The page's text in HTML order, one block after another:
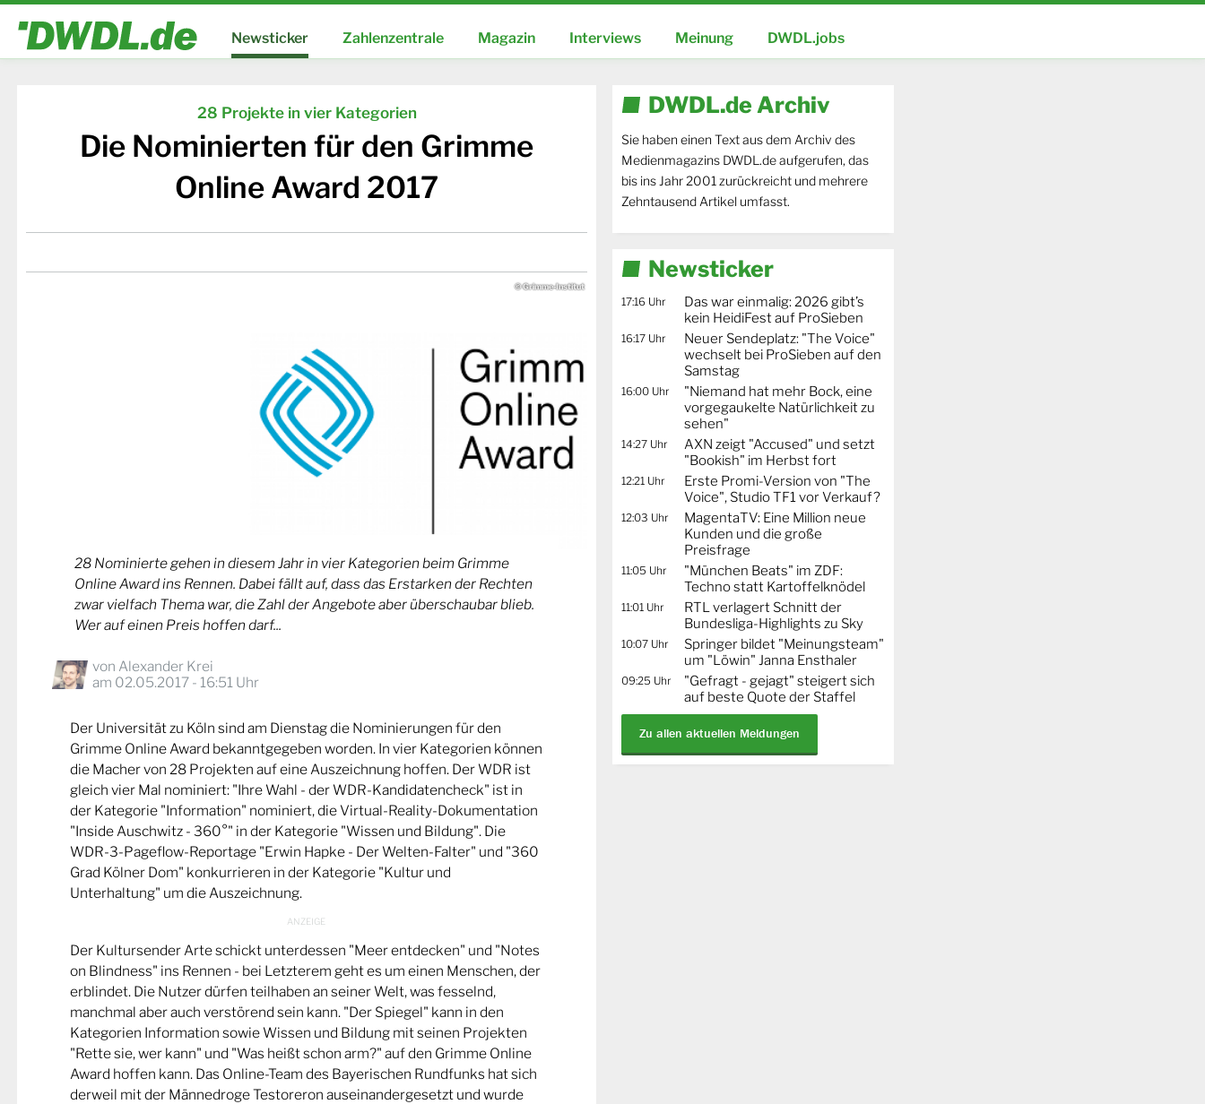
Newsticker Zahlenzentrale Magazin Interviews Meinung DWDL.jobs
28 Projekte in vier Kategorien
Die Nominierten für den Grimme
Online Award 2017
© Grimme-Institut
28 Nominierte gehen in diesem Jahr in vier Kategorien beim Grimme
Online Award ins Rennen. Dabei fällt auf, dass das Erstarken der Rechten
zwar vielfach Thema war, die Zahl der Angebote aber überschaubar blieb.
Wer auf einen Preis hoffen darf...
von Alexander Krei
am 02.05.2017 - 16:51 Uhr
Der Universität zu Köln sind am Dienstag die Nominierungen für den
Grimme Online Award bekanntgegeben worden. In vier Kategorien können
die Macher von 28 Projekten auf eine Auszeichnung hoffen. Der WDR ist
gleich vier Mal nominiert: "Ihre Wahl - der WDR-Kandidatencheck" ist in
der Kategorie "Information" nominiert, die Virtual-Reality-Dokumentation
"Inside Auschwitz - 360°" in der Kategorie "Wissen und Bildung". Die
WDR-3-Pageflow-Reportage "Erwin Hapke - Der Welten-Falter" und "360
Grad Kölner Dom" konkurrieren in der Kategorie "Kultur und
Unterhaltung" um die Auszeichnung.
Der Kultursender Arte schickt unterdessen "Meer entdecken" und "Notes
on Blindness" ins Rennen - bei Letzterem geht es um einen Menschen, der
erblindet. Die Nutzer dürfen teilhaben an seiner Welt, was fesselnd,
manchmal aber auch verstörend sein kann. "Der Spiegel" kann in den
Kategorien Information sowie Wissen und Bildung mit seinen Projekten
"Rette sie, wer kann" und "Was heißt schon arm?" auf den Grimme Online
Award hoffen kann. Das Online-Team des Bayerischen Rundfunks hat sich
derweil mit der Männedroge Testoreron auseinandergesetzt und wurde
DWDL.de Archiv
Sie haben einen Text aus dem Archiv des
Medienmagazins DWDL.de aufgerufen, das
bis ins Jahr 2001 zurückreicht und mehrere
Zehntausend Artikel umfasst.
Newsticker
17:16 Uhr
Das war einmalig: 2026 gibt’s
kein HeidiFest auf ProSieben
16:17 Uhr
Neuer Sendeplatz: "The Voice"
wechselt bei ProSieben auf den
Samstag
16:00 Uhr
"Niemand hat mehr Bock, eine
vorgegaukelte Natürlichkeit zu
sehen"
14:27 Uhr
AXN zeigt "Accused" und setzt
"Bookish" im Herbst fort
12:21 Uhr
Erste Promi-Version von "The
Voice", Studio TF1 vor Verkauf?
12:03 Uhr
MagentaTV: Eine Million neue
Kunden und die große
Preisfrage
11:05 Uhr
"München Beats" im ZDF:
Techno statt Kartoffelknödel
11:01 Uhr
RTL verlagert Schnitt der
Bundesliga-Highlights zu Sky
10:07 Uhr
Springer bildet "Meinungsteam"
um "Löwin" Janna Ensthaler
09:25 Uhr
"Gefragt - gejagt" steigert sich
auf beste Quote der Staffel
Zu allen aktuellen Meldungen